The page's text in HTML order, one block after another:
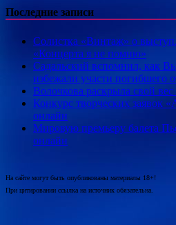
Последние записи
Солистка «Винтаж» о
«Концерта я не помню»
Садальский вспомнил, как
избежали участи погибшего
Волочкова раскрыла свой вес
Конкурс творческих
онлайн
Мировую премьеру балета
онлайн
На сайте могут быть опубликованы материалы 18+!
При цитировании ссылка на источник обязательна.